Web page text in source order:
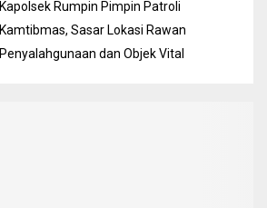
Kapolsek Rumpin Pimpin Patroli
Kamtibmas, Sasar Lokasi Rawan
Penyalahgunaan dan Objek Vital